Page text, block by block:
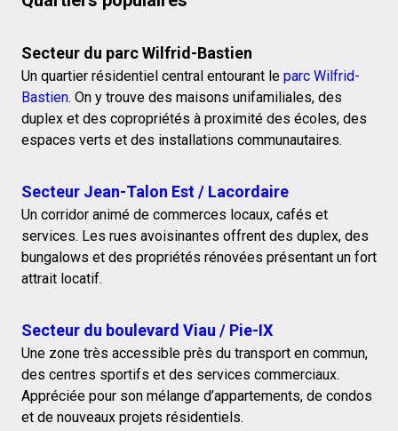
Secteur du parc Wilfrid-Bastien
Un quartier résidentiel central entourant le parc Wilfrid-
Bastien. On y trouve des maisons unifamiliales, des
duplex et des copropriétés à proximité des écoles, des
espaces verts et des installations communautaires.
Secteur Jean-Talon Est / Lacordaire
Un corridor animé de commerces locaux, cafés et
services. Les rues avoisinantes offrent des duplex, des
bungalows et des propriétés rénovées présentant un fort
attrait locatif.
Secteur du boulevard Viau / Pie-IX
Une zone très accessible près du transport en commun,
des centres sportifs et des services commerciaux.
Appréciée pour son mélange d’appartements, de condos
et de nouveaux projets résidentiels.